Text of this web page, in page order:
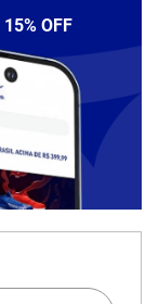
15% OFF